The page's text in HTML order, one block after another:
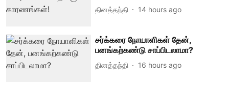
தினத்தந்தி 14 hours ago
சர்க்கரை நோயாளிகள் தேன்,
பனங்கற்கண்டு சாப்பிடலாமா?
தினத்தந்தி 16 hours ago